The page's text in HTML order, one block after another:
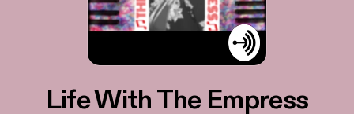
Life With The Empress